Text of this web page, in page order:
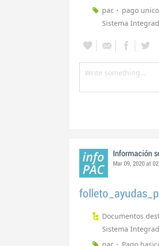
pac
pago unico
Sistema
Información
Mar 09, 2020 at
Documentos
Sistema